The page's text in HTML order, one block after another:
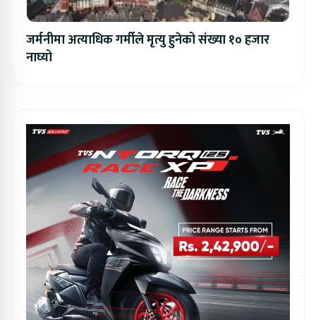
जर्मनीमा अत्याधिक गर्मीले मृत्यु हुनेको संख्या १० हजार
नाघ्यो